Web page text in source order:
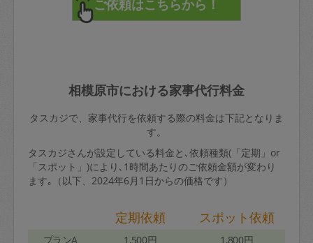
相模原市における家事代行料金
タスカジで、家事代行を依頼する際の料金は下記となりま
す。
タスカジさんが設定している料金と､依頼種類(「定期」or
「スポット」)により､1時間あたりのご依頼金額が変わり
ます｡（以下、2024年6月1日からの価格です）
定期依頼 スポット依頼
プランA 1,500円 1,800円